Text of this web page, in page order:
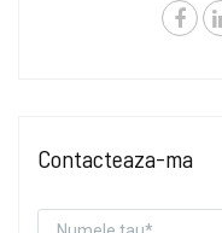
Contacteaza-ma